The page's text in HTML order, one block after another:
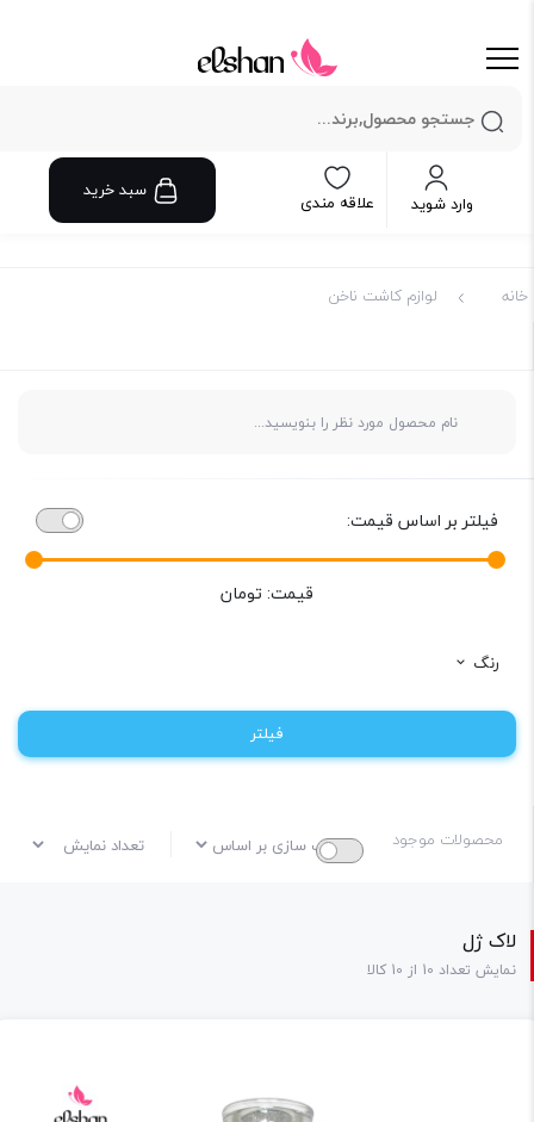
وارد شوید علاقه مندی
سبد خرید
خانه لوازم کاشت ناخن
فیلتر بر اساس قیمت:
قیمت: تومان
رنگ
فیلتر
محصولات موجود
لاک ژل
نمایش تعداد 10 از 10 کالا